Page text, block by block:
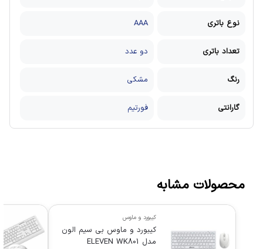
نوع باتری AAA
تعداد باتری دو عدد
رنگ مشکی
گارانتی فورتیم
محصولات مشابه
کیبورد و ماوس
کیبورد و ماوس بی سیم الون
مدل ELEVEN WK801